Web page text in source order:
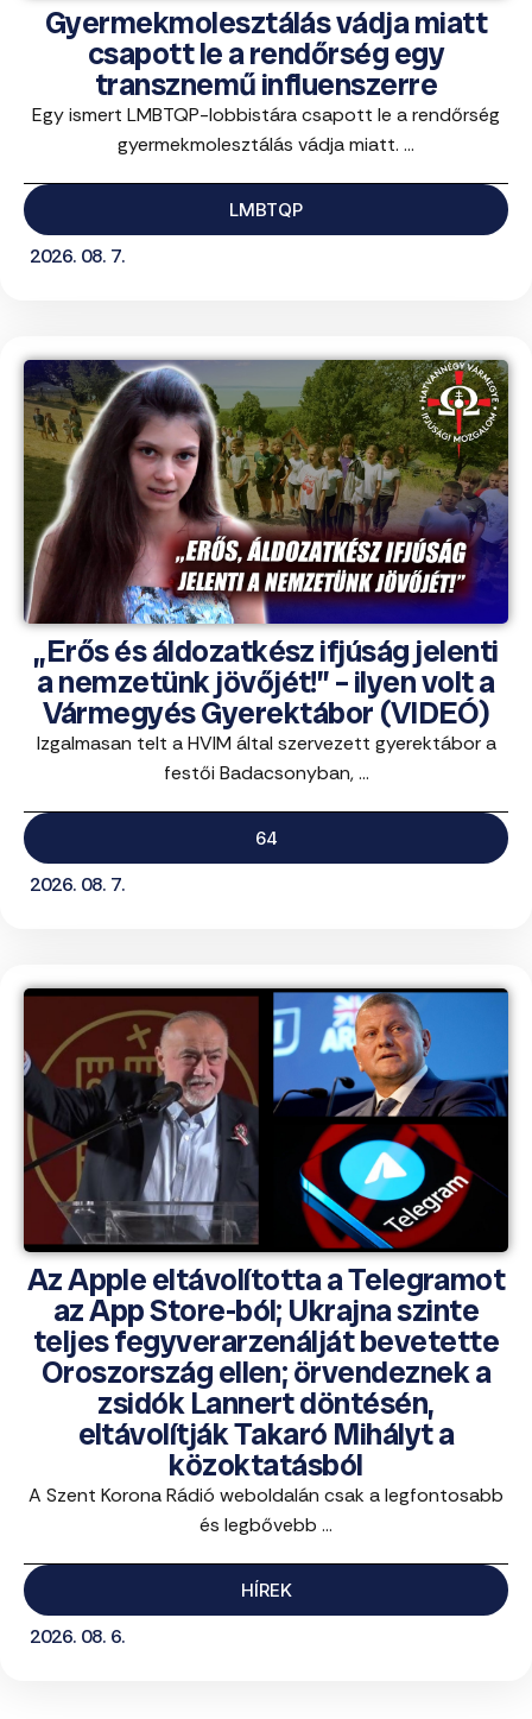
Gyermekmolesztálás vádja miatt
csapott le a rendőrség egy
transznemű influenszerre
Egy ismert LMBTQP-lobbistára csapott le a rendőrség
gyermekmolesztálás vádja miatt. ...
LMBTQP
2026. 08. 7.
„Erős és áldozatkész ifjúság jelenti
a nemzetünk jövőjét!” – ilyen volt a
Vármegyés Gyerektábor (VIDEÓ)
Izgalmasan telt a HVIM által szervezett gyerektábor a
festői Badacsonyban, ...
64
2026. 08. 7.
Az Apple eltávolította a Telegramot
az App Store-ból; Ukrajna szinte
teljes fegyverarzenálját bevetette
Oroszország ellen; örvendeznek a
zsidók Lannert döntésén,
eltávolítják Takaró Mihályt a
közoktatásból
A Szent Korona Rádió weboldalán csak a legfontosabb
és legbővebb ...
HÍREK
2026. 08. 6.